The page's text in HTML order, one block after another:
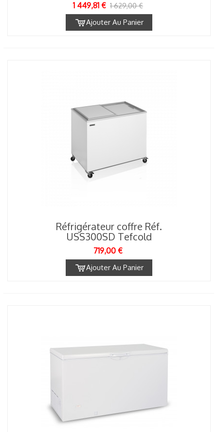
1 449,81 € 1 629,00 €
Ajouter Au Panier
Réfrigérateur coffre Réf.
USS300SD Tefcold
719,00 €
Ajouter Au Panier